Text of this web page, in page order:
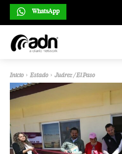
WhatsApp
Inicio Estado Juárez / El Paso